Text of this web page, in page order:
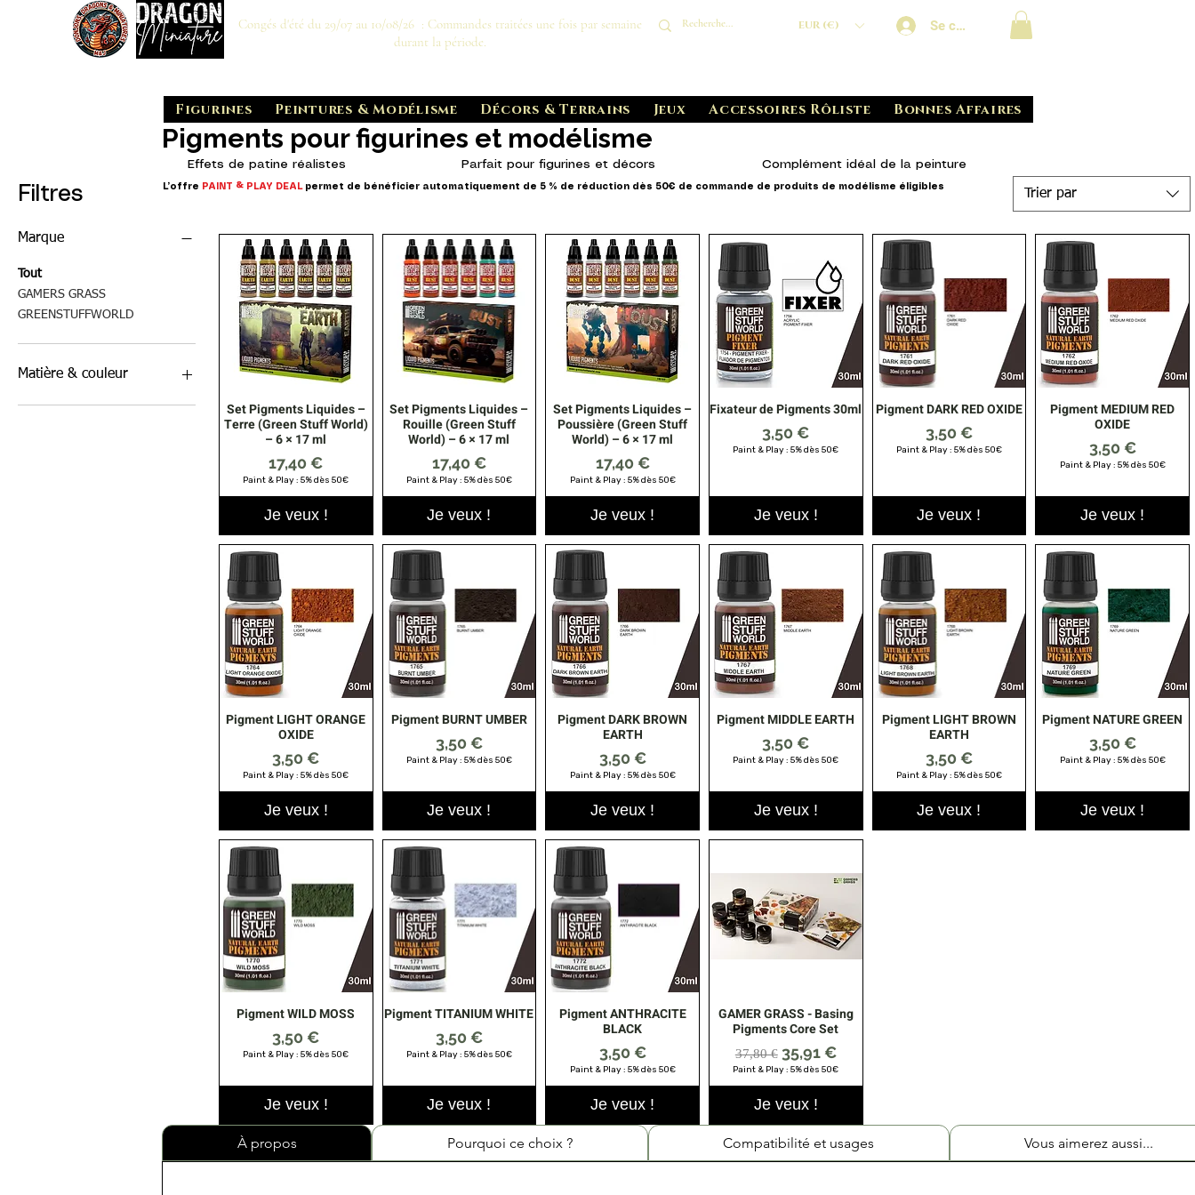
Congés d'été du 29/07 au 10/08/26 : Commandes traitées une fois par semaine
durant la période.
EUR (€) Se connecter
Figurines Peintures & Modélisme Décors & Terrains Jeux Accessoires Rôliste Bonnes Affaires
Pigments pour figurines et modélisme
L’offre PAINT & PLAY DEAL permet de bénéficier automatiquement de 5 % de réduction dès 50€ de commande de produits de modélisme éligibles
Filtres
Marque
Tout
GAMERS GRASS
GREENSTUFFWORLD
Matière & couleur
Trier par
Aperçu rapide
Set Pigments Liquides –
Terre (Green Stuff World)
– 6 × 17 ml
Prix
17,40 €
Paint & Play : 5% dès 50€
Je veux !
Aperçu rapide
Set Pigments Liquides –
Rouille (Green Stuff
World) – 6 × 17 ml
Prix
17,40 €
Paint & Play : 5% dès 50€
Je veux !
Aperçu rapide
Set Pigments Liquides –
Poussière (Green Stuff
World) – 6 × 17 ml
Prix
17,40 €
Paint & Play : 5% dès 50€
Je veux !
Aperçu rapide
Fixateur de Pigments 30ml
Prix
3,50 €
Paint & Play : 5% dès 50€
Je veux !
Aperçu rapide
Pigment DARK RED OXIDE
Prix
3,50 €
Paint & Play : 5% dès 50€
Je veux !
Aperçu rapide
Pigment MEDIUM RED
OXIDE
Prix
3,50 €
Paint & Play : 5% dès 50€
Je veux !
Aperçu rapide
Pigment LIGHT ORANGE
OXIDE
Prix
3,50 €
Paint & Play : 5% dès 50€
Je veux !
Aperçu rapide
Pigment BURNT UMBER
Prix
3,50 €
Paint & Play : 5% dès 50€
Je veux !
Aperçu rapide
Pigment DARK BROWN
EARTH
Prix
3,50 €
Paint & Play : 5% dès 50€
Je veux !
Aperçu rapide
Pigment MIDDLE EARTH
Prix
3,50 €
Paint & Play : 5% dès 50€
Je veux !
Aperçu rapide
Pigment LIGHT BROWN
EARTH
Prix
3,50 €
Paint & Play : 5% dès 50€
Je veux !
Aperçu rapide
Pigment NATURE GREEN
Prix
3,50 €
Paint & Play : 5% dès 50€
Je veux !
Aperçu rapide
Pigment WILD MOSS
Prix
3,50 €
Paint & Play : 5% dès 50€
Je veux !
Aperçu rapide
Pigment TITANIUM WHITE
Prix
3,50 €
Paint & Play : 5% dès 50€
Je veux !
Aperçu rapide
Pigment ANTHRACITE
BLACK
Prix
3,50 €
Paint & Play : 5% dès 50€
Je veux !
Aperçu rapide
GAMER GRASS - Basing
Pigments Core Set
Prix original
37,80 € Prix promotionnel
35,91 €
Paint & Play : 5% dès 50€
Je veux !
À propos Pourquoi ce choix ? Compatibilité et usages Vous aimerez aussi...
Effets de patine réalistes Parfait pour figurines et décors Complément idéal de la peinture